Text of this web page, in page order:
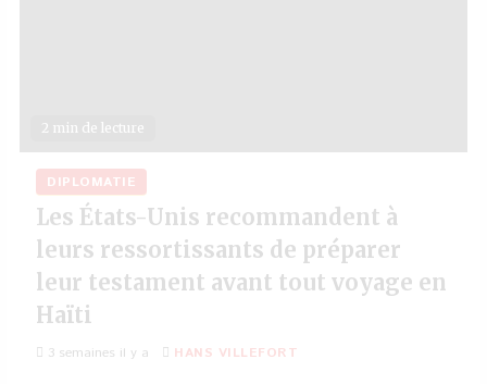
2 min de lecture
DIPLOMATIE
Les États-Unis recommandent à
leurs ressortissants de préparer
leur testament avant tout voyage en
Haïti
3 semaines il y a HANS VILLEFORT